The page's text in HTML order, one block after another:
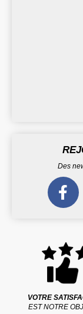
Des
VOTRE
EST NOTRE